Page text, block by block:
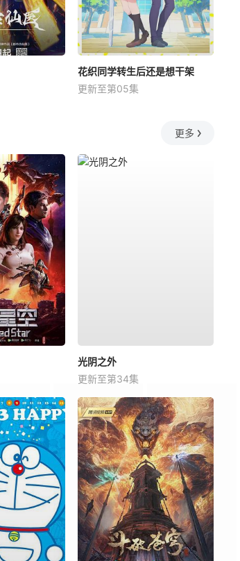
花织同学转生后还是想干架
更新至第05集
更多
光阴之外
更新至第34集